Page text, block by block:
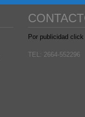
Por publicidad click
TEL: 2664-552296